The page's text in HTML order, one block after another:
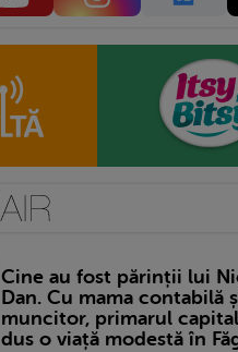
Cine au fost părinții lui
Dan. Cu mama contabilă
muncitor, primarul
dus o viață modestă în